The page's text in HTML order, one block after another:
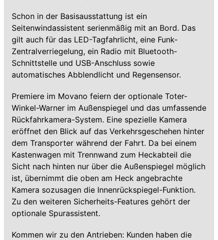
Schon in der Basisausstattung ist ein
Seitenwindassistent serienmäßig mit an Bord. Das
gilt auch für das LED-Tagfahrlicht, eine Funk-
Zentralverriegelung, ein Radio mit Bluetooth-
Schnittstelle und USB-Anschluss sowie
automatisches Abblendlicht und Regensensor.
Premiere im Movano feiern der optionale Toter-
Winkel-Warner im Außenspiegel und das umfassende
Rückfahrkamera-System. Eine spezielle Kamera
eröffnet den Blick auf das Verkehrsgeschehen hinter
dem Transporter während der Fahrt. Da bei einem
Kastenwagen mit Trennwand zum Heckabteil die
Sicht nach hinten nur über die Außenspiegel möglich
ist, übernimmt die oben am Heck angebrachte
Kamera sozusagen die Innenrückspiegel-Funktion.
Zu den weiteren Sicherheits-Features gehört der
optionale Spurassistent.
Kommen wir zu den Antrieben: Kunden haben die